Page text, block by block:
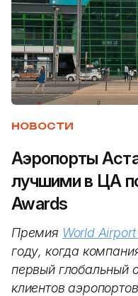
НОВОСТИ
Аэропорты
лучшими в ЦА
Awards
Премия World
году, когда
первый глобальный
клиентов